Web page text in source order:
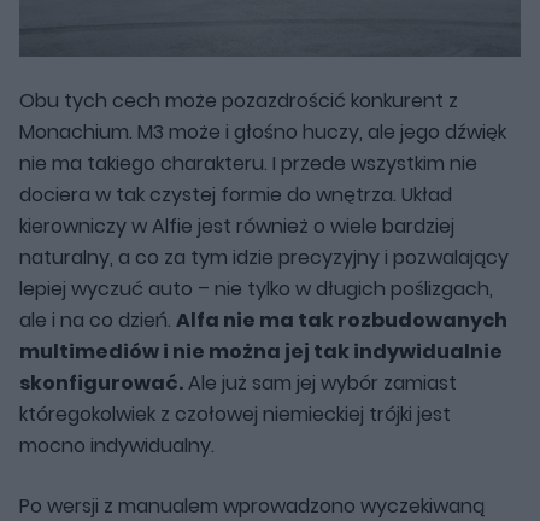
Obu tych cech może pozazdrościć konkurent z
Monachium. M3 może i głośno huczy, ale jego dźwięk
nie ma takiego charakteru. I przede wszystkim nie
dociera w tak czystej formie do wnętrza. Układ
kierowniczy w Alfie jest również o wiele bardziej
naturalny, a co za tym idzie precyzyjny i pozwalający
lepiej wyczuć auto – nie tylko w długich poślizgach,
ale i na co dzień. Alfa nie ma tak rozbudowanych
multimediów i nie można jej tak indywidualnie
skonfigurować.Ale już sam jej wybór zamiast
któregokolwiek z czołowej niemieckiej trójki jest
mocno indywidualny.
Po wersji z manualem wprowadzono wyczekiwaną